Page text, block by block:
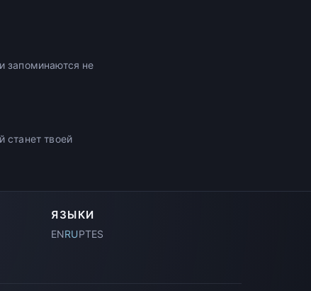
запоминаются не
станет твоей
ЯЗЫКИ
ENRUPTES